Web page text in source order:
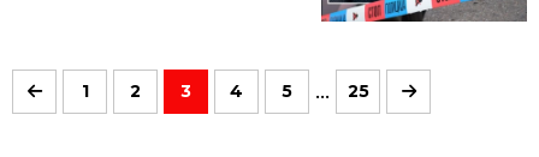
1 2 3 4 5 ... 25